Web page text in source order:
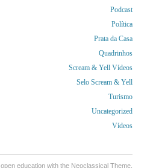
Podcast
Política
Prata da Casa
Quadrinhos
Scream & Yell Vídeos
Selo Scream & Yell
Turismo
Uncategorized
Vídeos
open educationwith the Neoclassical Theme.